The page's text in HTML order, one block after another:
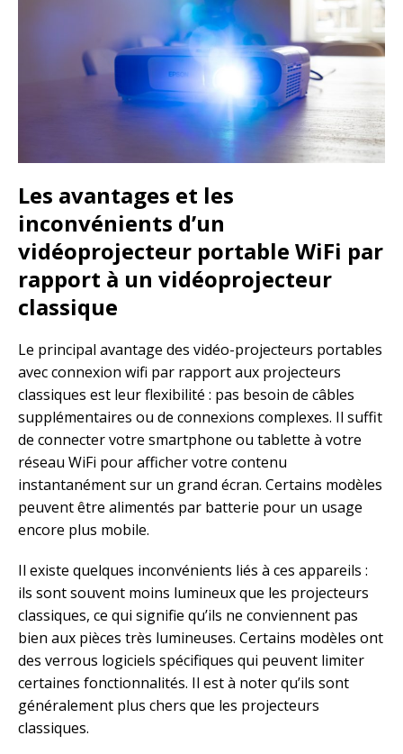
Les avantages et les
inconvénients d’un
vidéoprojecteur portable WiFi par
rapport à un vidéoprojecteur
classique
Le principal avantage des vidéo-projecteurs portables
avec connexion wifi par rapport aux projecteurs
classiques est leur flexibilité : pas besoin de câbles
supplémentaires ou de connexions complexes. Il suffit
de connecter votre smartphone ou tablette à votre
réseau WiFi pour afficher votre contenu
instantanément sur un grand écran. Certains modèles
peuvent être alimentés par batterie pour un usage
encore plus mobile.
Il existe quelques inconvénients liés à ces appareils :
ils sont souvent moins lumineux que les projecteurs
classiques, ce qui signifie qu’ils ne conviennent pas
bien aux pièces très lumineuses. Certains modèles ont
des verrous logiciels spécifiques qui peuvent limiter
certaines fonctionnalités. Il est à noter qu’ils sont
généralement plus chers que les projecteurs
classiques.